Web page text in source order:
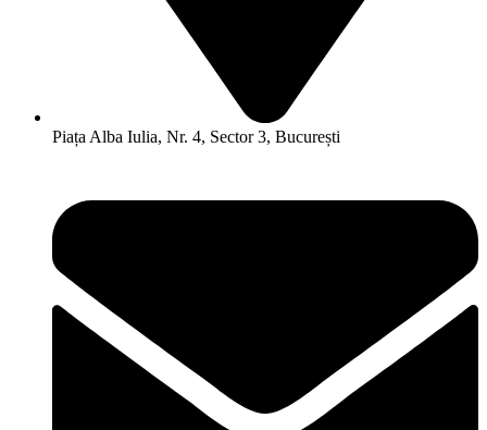
Piața Alba Iulia, Nr. 4, Sector 3, București